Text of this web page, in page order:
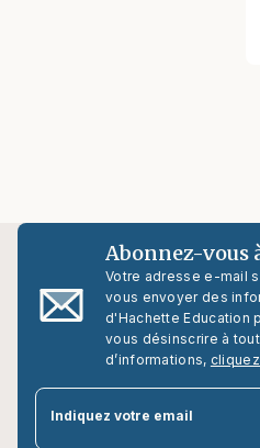
Abonnez-vous
Votre adresse e-mail
vous envoyer des
d'Hachette Education
vous désinscrire à
d’informations,
Indiquez votre email